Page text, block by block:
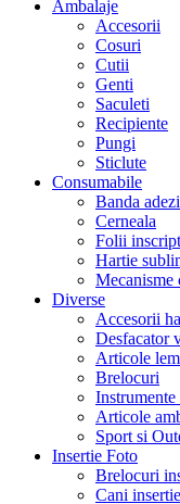
Ambalaje
Accesorii
Cosuri
Cutii
Genti
Saculeti
Recipiente
Pungi
Sticlute
Consumabile
Banda
Cerneala
Folii
Hartie
Mecanisme
Diverse
Accesorii
Desfacator
Articole
Brelocuri
Instrumente
Articole
Sport si
Insertie Foto
Brelocuri
Cani